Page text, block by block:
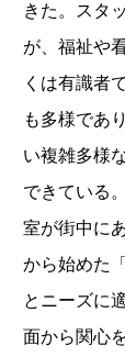
きた。スタ
が、福祉や
くは有識者
も多様であ
い複雑多様
できている
室が街中に
から始めた
とニーズに
面から関心